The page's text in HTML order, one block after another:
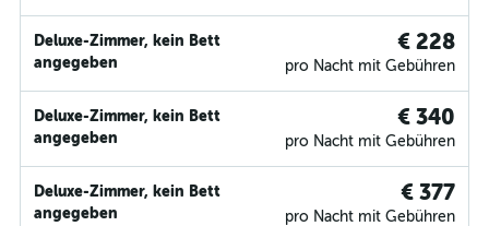
Deluxe-Zimmer, kein Bett
angegeben
€ 228
pro Nacht mit Gebühren
Deluxe-Zimmer, kein Bett
angegeben
€ 340
pro Nacht mit Gebühren
Deluxe-Zimmer, kein Bett
angegeben
€ 377
pro Nacht mit Gebühren